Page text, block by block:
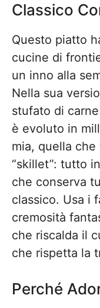
Classico
Questo piatto
cucine di
un inno alla
Nella sua
stufato di
è evoluto in
mia, quella
“skillet”: tutto
che conserva
classico. Usa i
cremosità
che riscalda il
che rispetta la
Perché